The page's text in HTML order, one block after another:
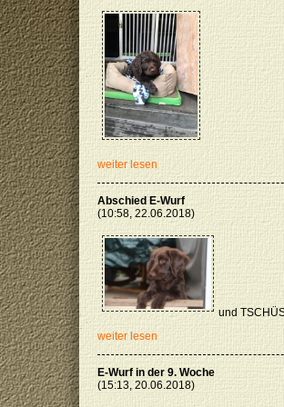
weiter lesen
Abschied E-Wurf
(10:58, 22.06.2018)
und
weiter lesen
E-Wurf in der 9. Woche
(15:13, 20.06.2018)